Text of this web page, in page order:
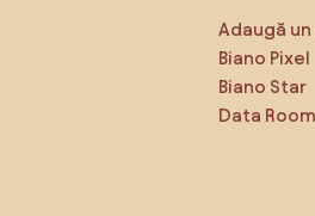
Adaugă
Biano Pixel
Biano Star
Data Room